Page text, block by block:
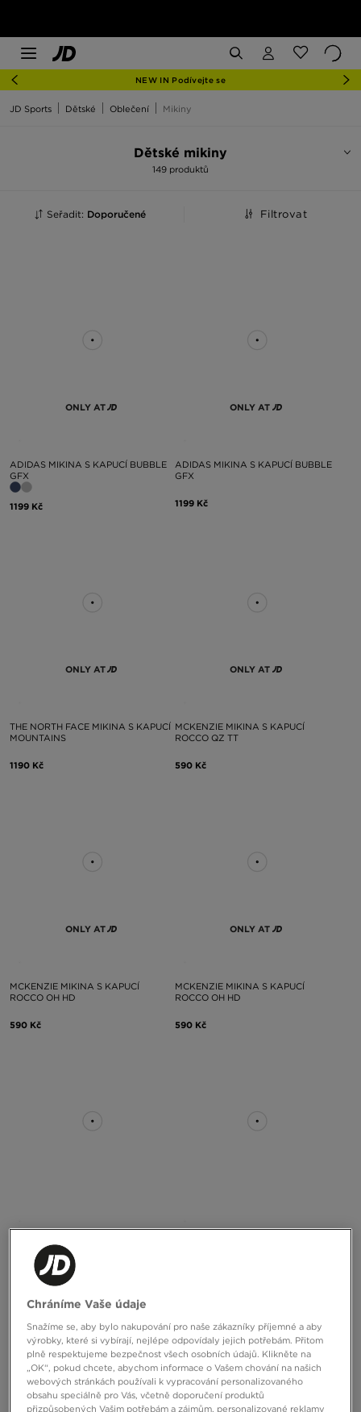
NEW IN Podívejte se
JD Sports Dětské Oblečení Mikiny
Dětské mikiny
149 produktů
Seřadit: Doporučené Filtrovat
ONLY AT
ADIDAS MIKINA S KAPUCÍ BUBBLE
GFX
1199 Kč
ONLY AT
ADIDAS MIKINA S KAPUCÍ BUBBLE
GFX
1199 Kč
ONLY AT
THE NORTH FACE MIKINA S KAPUCÍ
MOUNTAINS
1190 Kč
ONLY AT
MCKENZIE MIKINA S KAPUCÍ
ROCCO QZ TT
590 Kč
ONLY AT
MCKENZIE MIKINA S KAPUCÍ
ROCCO OH HD
590 Kč
ONLY AT
MCKENZIE MIKINA S KAPUCÍ
ROCCO OH HD
590 Kč
NIKE MIKINA G NSW STUDIO FLC
BXY OS LBR
990 Kč
Chráníme Vaše údaje
Snažíme se, aby bylo nakupování pro naše zákazníky příjemné a aby
výrobky, které si vybírají, nejlépe odpovídaly jejich potřebám. Přitom
plně respektujeme bezpečnost všech osobních údajů. Klikněte na
„OK“, pokud chcete, abychom informace o Vašem chování na našich
webových stránkách používali k vypracování personalizovaného
obsahu speciálně pro Vás, včetně doporučení produktů
přizpůsobených Vašim potřebám a zájmům, personalizované reklamy